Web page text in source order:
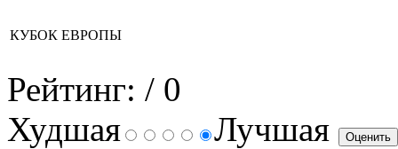
КУБОК ЕВРОПЫ
Рейтинг: / 0
Худшая
Лучшая